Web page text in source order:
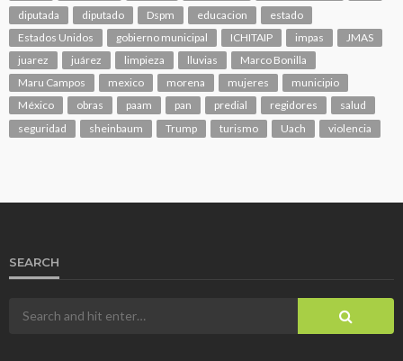
diputada
diputado Dspm educacion
estado
Estados Unidos
gobierno municipal ICHITAIP impas
JMAS
juarez
juárez limpieza lluvias
Marco Bonilla
Maru Campos
mexico morena mujeres
municipio
México
obras paam pan predial regidores
salud
seguridad
sheinbaum Trump turismo Uach violencia
SEARCH